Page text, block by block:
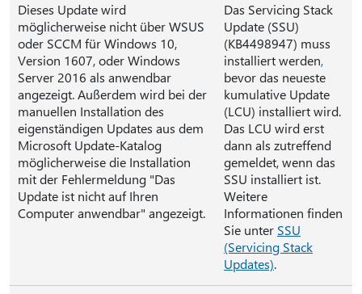
Dieses Update wird
möglicherweise nicht über WSUS
oder SCCM für Windows 10,
Version 1607, oder Windows
Server 2016 als anwendbar
angezeigt. Außerdem wird bei der
manuellen Installation des
eigenständigen Updates aus dem
Microsoft Update-Katalog
möglicherweise die Installation
mit der Fehlermeldung "Das
Update ist nicht auf Ihren
Computer anwendbar" angezeigt.
Das Servicing Stack
Update (SSU)
(KB4498947) muss
installiert werden,
bevor das neueste
kumulative Update
(LCU) installiert wird.
Das LCU wird erst
dann als zutreffend
gemeldet, wenn das
SSU installiert ist.
Weitere
Informationen finden
Sie unter SSU
(Servicing Stack
Updates).